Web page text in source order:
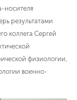
носителя
результатами
коллега Сергей
физиологии,
военно-